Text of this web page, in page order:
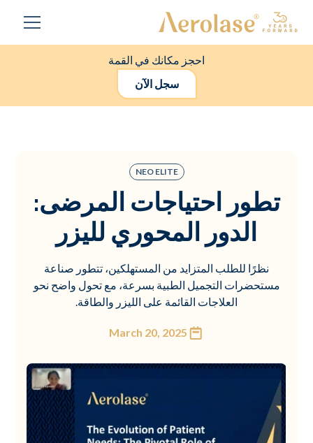
احجز مكانك في القمة
سجل الآن
NEO ELITE
تطور احتياجات المرضى:
الدور المحوري لليزر
نظرًا للطلب المتزايد من المستهلكين، تتطور صناعة
مستحضرات التجميل الطبية بسرعة، مع تحول واضح نحو
العلاجات القائمة على الليزر والطاقة.
March 20, 2025